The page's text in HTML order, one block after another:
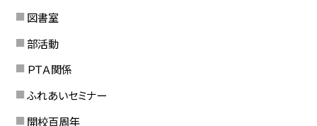
図書室
部活動
ＰＴＡ関係
ふれあいセミナー
開校百周年